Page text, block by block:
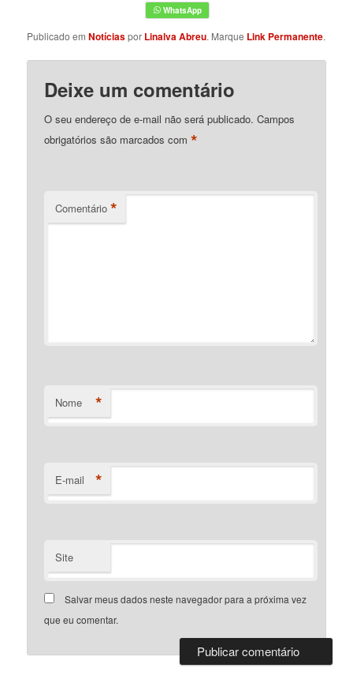
Publicado emNotíciaspor Linalva Abreu. Marque Link Permanente.
Deixe um comentário
O seu endereço de e-mail não será publicado. Campos
obrigatórios são marcados com*
Comentário *
Nome *
E-mail *
Site
Salvar meus dados neste navegador para a próxima vez
que eu comentar.